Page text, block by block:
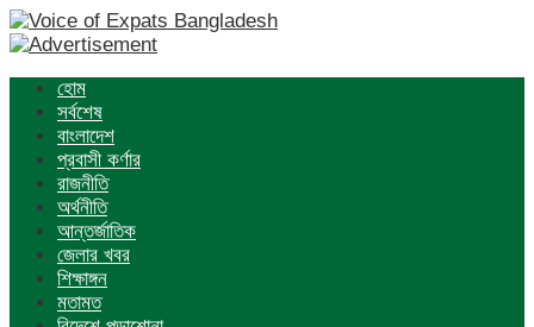
হোম
সর্বশেষ
বাংলাদেশ
প্রবাসী কর্ণার
রাজনীতি
অর্থনীতি
আন্তর্জাতিক
জেলার খবর
শিক্ষাঙ্গন
মতামত